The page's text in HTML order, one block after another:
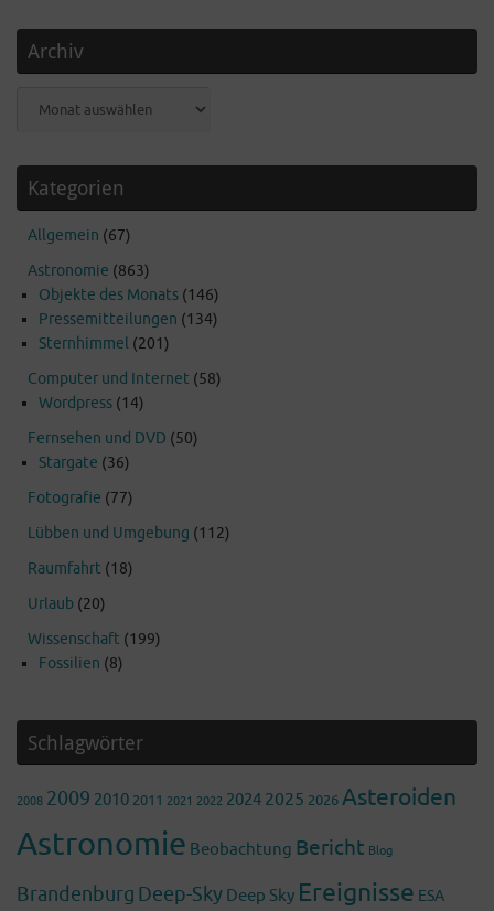
Archiv
Kategorien
Allgemein (67)
Astronomie (863)
Objekte des Monats (146)
Pressemitteilungen (134)
Sternhimmel (201)
Computer und Internet (58)
Wordpress (14)
Fernsehen und DVD (50)
Stargate (36)
Fotografie (77)
Lübben und Umgebung (112)
Raumfahrt (18)
Urlaub (20)
Wissenschaft (199)
Fossilien (8)
Schlagwörter
2008 2009 2010 2011 2021 2022 2024 2025 2026Asteroiden
Astronomie Beobachtung Bericht Blog
Brandenburg Deep-Sky Deep Sky Ereignisse ESA